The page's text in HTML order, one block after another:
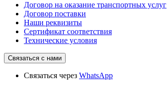
Договор на оказание транспортных услуг
Договор поставки
Наши реквизиты
Сертификат соответствия
Технические условия
Связаться с нами
Связаться через WhatsApp